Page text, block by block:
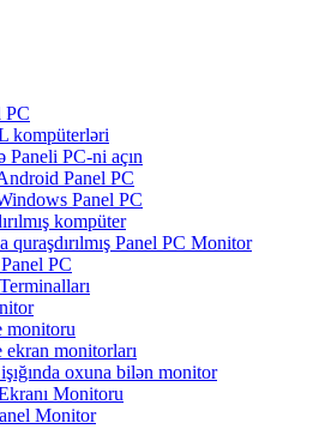
PC
kompüterləri
Paneli PC-ni açın
Panel PC
Panel PC
kompüter
quraşdırılmış Panel PC Monitor
PC
monitoru
ekran monitorları
oxuna bilən monitor
Monitoru
Monitor